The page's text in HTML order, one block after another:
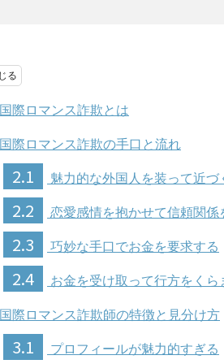
国際ロマンス詐欺とは
国際ロマンス詐欺の手口と流れ
2.1 魅力的な外国人を装って近づ
2.2 恋愛感情を抱かせて信頼関係
2.3 巧妙な手口でお金を要求する
2.4 お金を受け取って行方をくら
国際ロマンス詐欺師の特徴と見分け方
3.1 プロフィールが魅力的すぎる